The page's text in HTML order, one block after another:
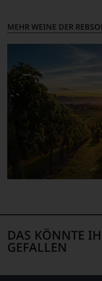
MEHR WEINE DER
DAS KÖNNTE
GEFALLEN